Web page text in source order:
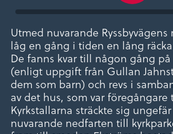
Utmed nuvarande
låg en gång i tiden en lång
De fanns kvar till någon gång på
(enligt uppgift från Gullan
dem som barn) och revs i
av det hus, som var föregångare
Kyrkstallarna sträckte sig
nuvarande nedfarten till